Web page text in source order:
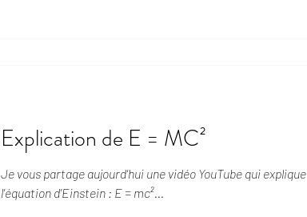
Explication de E = MC²
Je vous partage aujourd'hui une vidéo YouTube qui explique
l'équation d'Einstein : E = mc²...